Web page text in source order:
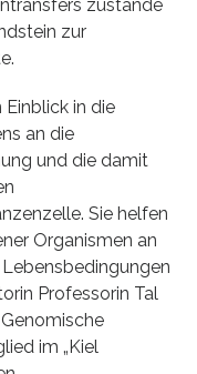
zustande
zur
Einblick in die
an die
und die damit
Sie helfen
Organismen an
Professorin Tal
im „Kiel